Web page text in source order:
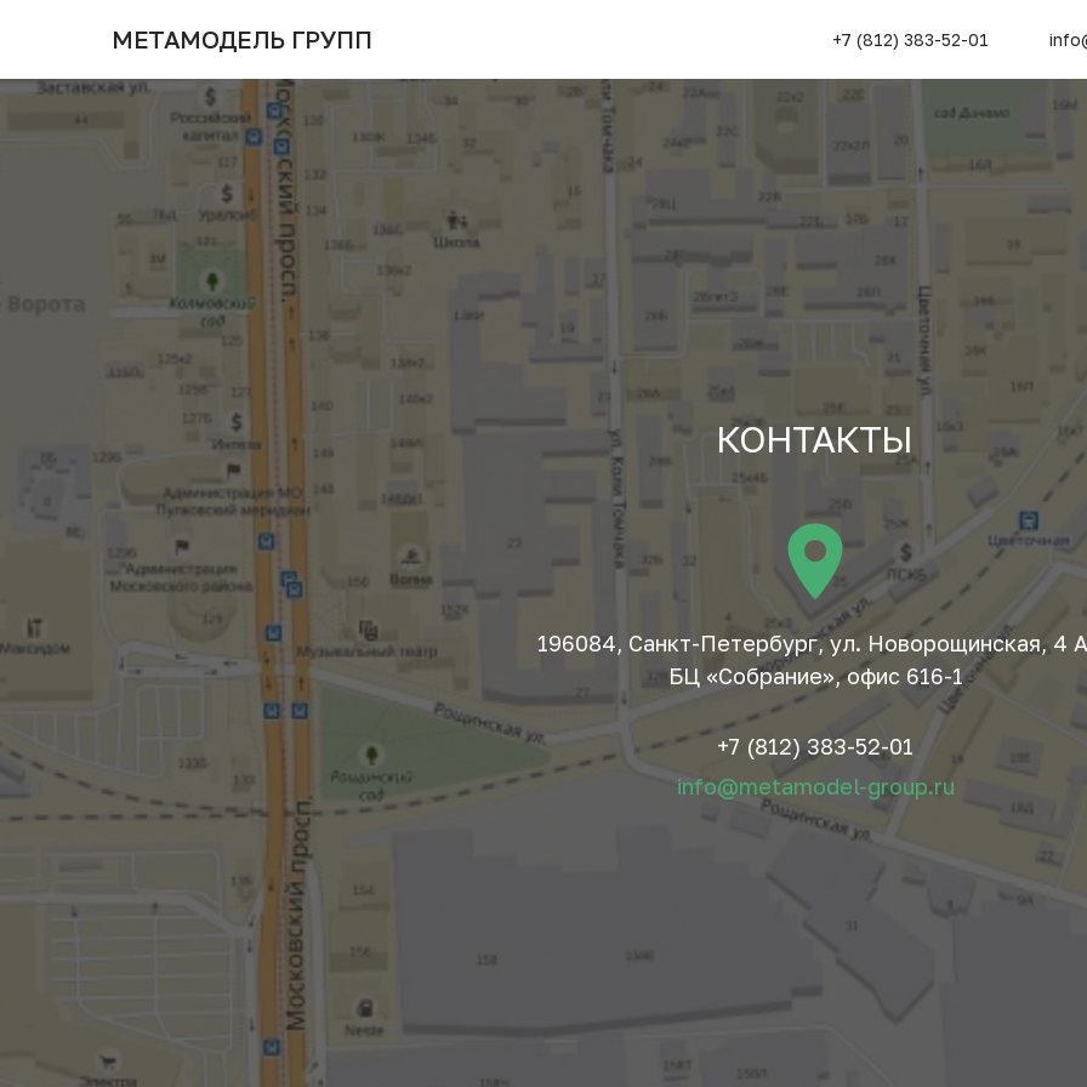
МЕТАМОДЕЛЬ ГРУПП +7 (812) 383-52-01
КОНТАКТЫ
info@metamodel-group.ru
+7 (812) 383-52-01
196084, Санкт-Петербург, ул. Новорощинская, 4
БЦ «Собрание», офис 616-1